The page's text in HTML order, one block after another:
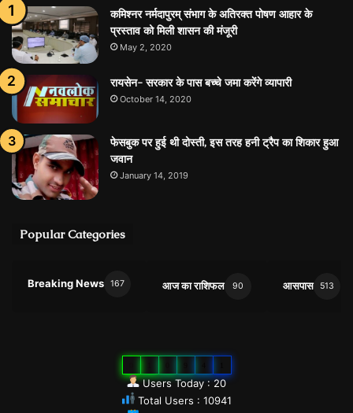
कमिश्नर नर्मदापुरम् संभाग के अतिरक्त पोषण आहार के
प्रस्ताव को मिली शासन की मंजूरी
May 2, 2020
रायसेन- सरकार के पास बच्चे जमा करेंगे व्यापारी
October 14, 2020
फेसबुक पर हुई थी दोस्ती, इस तरह हनी ट्रैप का शिकार हुआ
जवान
January 14, 2019
Popular Categories
Breaking News 167 आज का राशिफल 90 आसपास 513
Users Today : 20
Total Users : 10941